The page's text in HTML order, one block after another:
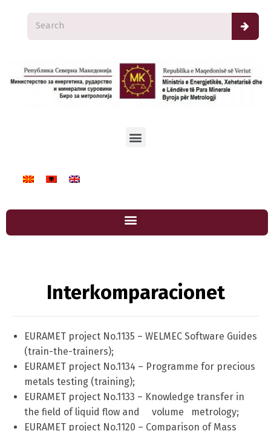
Interkomparacionet
EURAMET project No.1135 – WELMEC Software Guides
(train-the-trainers);
EURAMET project No.1134 – Programme for precious
metals testing (training);
EURAMET project No.1133 – Knowledge transfer in
the field of liquid flow and volume metrology;
EURAMET project No.1120 – Comparison of Mass